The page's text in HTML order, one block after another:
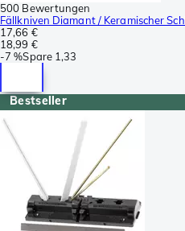
500 Bewertungen
Fällkniven Diamant / Keramischer
17,66 €
18,99 €
-7 %Spare 1,33
Bestseller